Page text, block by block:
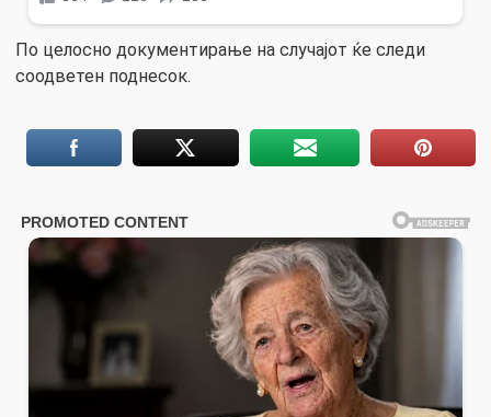
По целосно документирање на случајот ќе следи
соодветен поднесок.